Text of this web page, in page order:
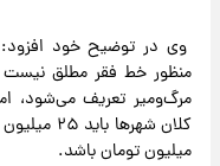
وی در توضیح خود
منظور خط فقر مطلق
مرگ‌ومیر تعریف می‌شود،
میلیون تومان باشد.‌